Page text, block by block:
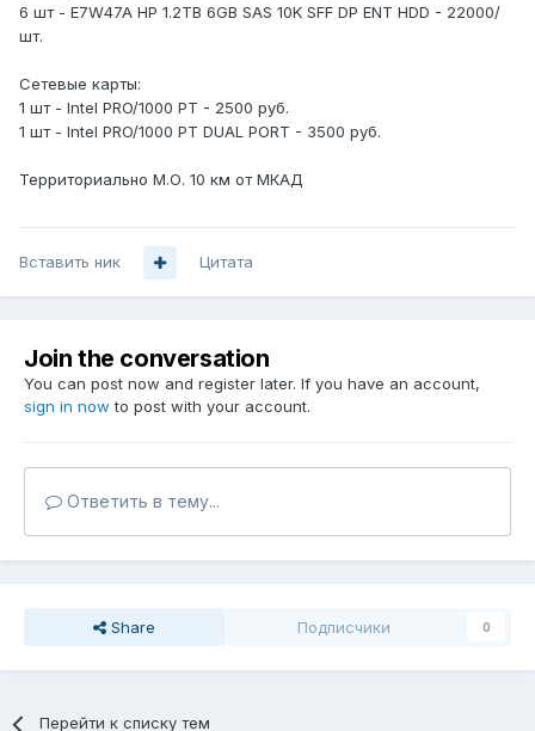
6 шт - E7W47A HP 1.2TB 6GB SAS 10K SFF DP ENT HDD - 22000/
шт.
Сетевые карты:
1 шт - Intel PRO/1000 PT - 2500 руб.
1 шт - Intel PRO/1000 PT DUAL PORT - 3500 руб.
Территориально М.О. 10 км от МКАД
Вставить ник Цитата
Join the conversation
You can post now and register later. If you have an account,
sign in now to post with your account.
Ответить в тему...
Share Подписчики 0
Перейти к списку тем